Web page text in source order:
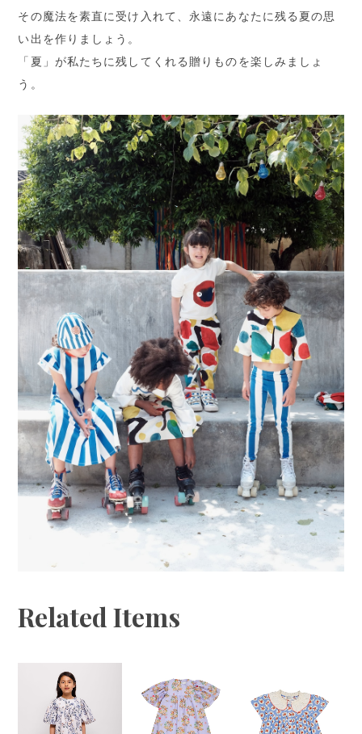
その魔法を素直に受け入れて、永遠にあなたに残る夏の思
い出を作りましょう。
「夏」が私たちに残してくれる贈りものを楽しみましょ
う。
Related Items